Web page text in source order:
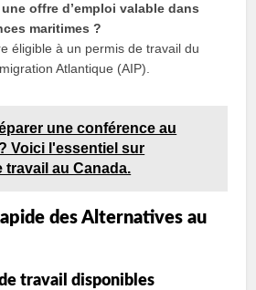
offre d’emploi valable dans
maritimes ?
éligible à un permis de travail du
Atlantique (AIP).
une conférence au
Voici l'essentiel sur
travail au Canada.
des Alternatives au
travail disponibles